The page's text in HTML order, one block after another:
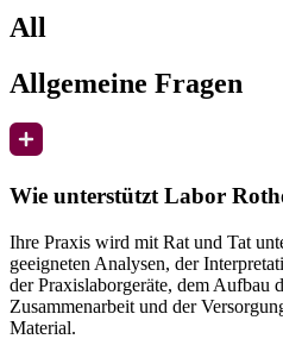
All
Allgemeine Fragen
Wie unterstützt Labor
Ihre Praxis wird mit Rat und Tat
geeigneten Analysen, der
der Praxislaborgeräte, dem Aufbau
Zusammenarbeit und der
Material.